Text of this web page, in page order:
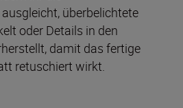
überbelichtete
oder Details in den
damit das fertige
retuschiert wirkt.